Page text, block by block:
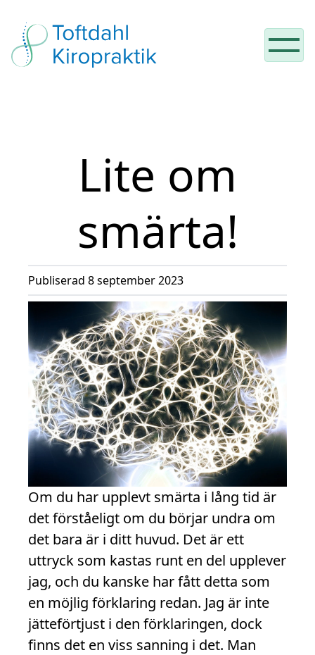
Lite om
smärta!
Publiserad 8 september 2023
Om du har upplevt smärta i lång tid är
det förståeligt om du börjar undra om
det bara är i ditt huvud. Det är ett
uttryck som kastas runt en del upplever
jag, och du kanske har fått detta som
en möjlig förklaring redan. Jag är inte
jätteförtjust i den förklaringen, dock
finns det en viss sanning i det. Man